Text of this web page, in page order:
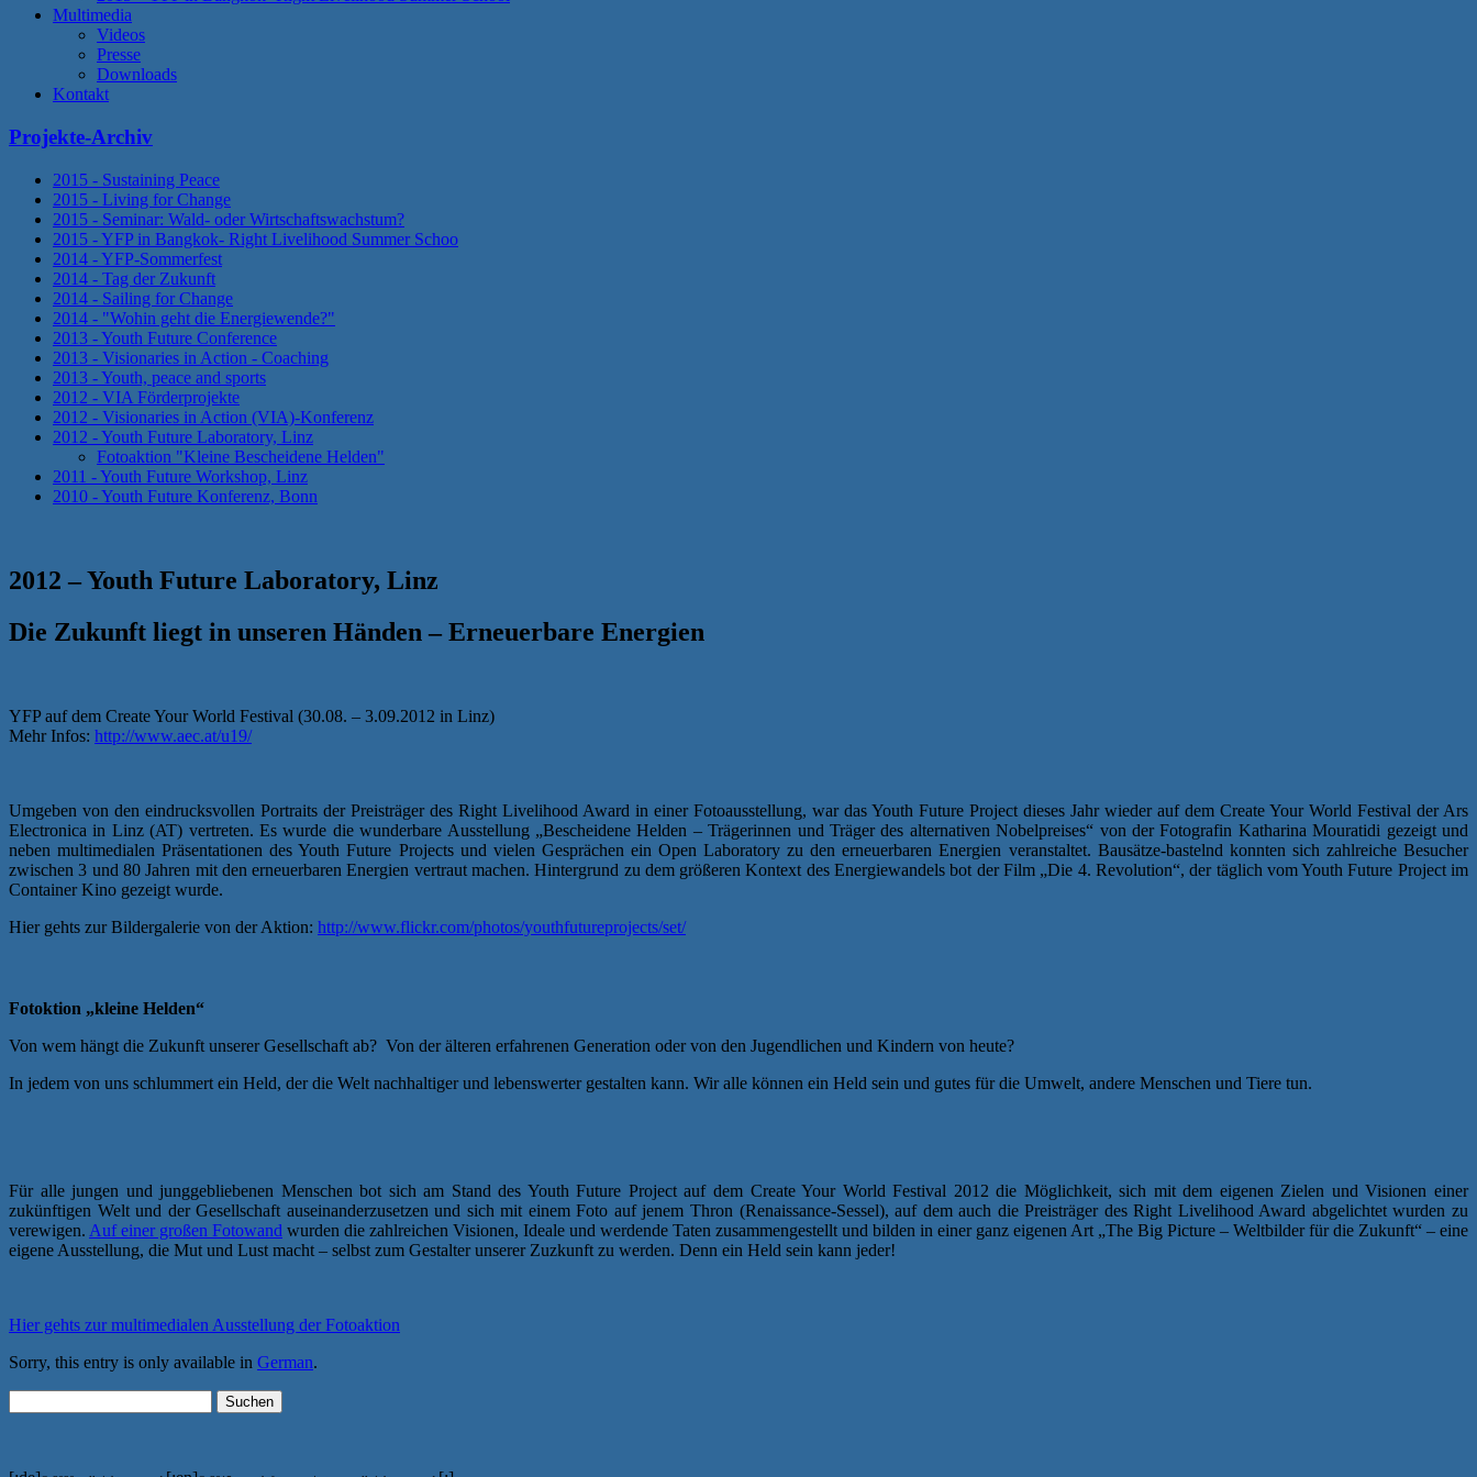
Multimedia
Videos
Presse
Downloads
Kontakt
Projekte-Archiv
2015 - Sustaining Peace
2015 - Living for Change
2015 - Seminar: Wald- oder Wirtschaftswachstum?
2015 - YFP in Bangkok- Right Livelihood Summer Schoo
2014 - YFP-Sommerfest
2014 - Tag der Zukunft
2014 - Sailing for Change
2014 - "Wohin geht die Energiewende?"
2013 - Youth Future Conference
2013 - Visionaries in Action - Coaching
2013 - Youth, peace and sports
2012 - VIA Förderprojekte
2012 - Visionaries in Action (VIA)-Konferenz
2012 - Youth Future Laboratory, Linz
Fotoaktion "Kleine Bescheidene Helden"
2011 - Youth Future Workshop, Linz
2010 - Youth Future Konferenz, Bonn
2012 – Youth Future Laboratory, Linz
Die Zukunft liegt in unseren Händen – Erneuerbare Energien
YFP auf dem Create Your World Festival (30.08. – 3.09.2012 in Linz)
Mehr Infos: http://www.aec.at/u19/
Umgeben von den eindrucksvollen Portraits der Preisträger des Right Livelihood Award in einer Fotoausstellung, war das Youth Future Project dieses Jahr wieder auf dem Create Your World Festival der Ars
Electronica in Linz (AT) vertreten. Es wurde die wunderbare Ausstellung „Bescheidene Helden – Trägerinnen und Träger des alternativen Nobelpreises“ von der Fotografin Katharina Mouratidi gezeigt und
neben multimedialen Präsentationen des Youth Future Projects und vielen Gesprächen ein Open Laboratory zu den erneuerbaren Energien veranstaltet. Bausätze-bastelnd konnten sich zahlreiche Besucher
zwischen 3 und 80 Jahren mit den erneuerbaren Energien vertraut machen. Hintergrund zu dem größeren Kontext des Energiewandels bot der Film „Die 4. Revolution“, der täglich vom Youth Future Project im
Container Kino gezeigt wurde.
Hier gehts zur Bildergalerie von der Aktion: http://www.flickr.com/photos/youthfutureprojects/set/
Fotoktion „kleine Helden“
Von wem hängt die Zukunft unserer Gesellschaft ab? Von der älteren erfahrenen Generation oder von den Jugendlichen und Kindern von heute?
In jedem von uns schlummert ein Held, der die Welt nachhaltiger und lebenswerter gestalten kann. Wir alle können ein Held sein und gutes für die Umwelt, andere Menschen und Tiere tun.
Für alle jungen und junggebliebenen Menschen bot sich am Stand des Youth Future Project auf dem Create Your World Festival 2012 die Möglichkeit, sich mit dem eigenen Zielen und Visionen einer
zukünftigen Welt und der Gesellschaft auseinanderzusetzen und sich mit einem Foto auf jenem Thron (Renaissance-Sessel), auf dem auch die Preisträger des Right Livelihood Award abgelichtet wurden zu
verewigen. Auf einer großen Fotowand wurden die zahlreichen Visionen, Ideale und werdende Taten zusammengestellt und bilden in einer ganz eigenen Art „The Big Picture – Weltbilder für die Zukunft“ – eine
eigene Ausstellung, die Mut und Lust macht – selbst zum Gestalter unserer Zuzkunft zu werden. Denn ein Held sein kann jeder!
Hier gehts zur multimedialen Ausstellung der Fotoaktion
Sorry, this entry is only available in German.
nach: